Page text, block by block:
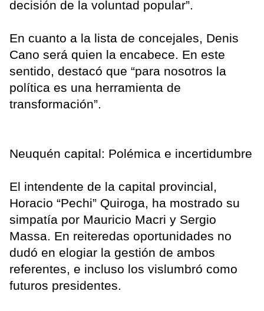
decisión de la voluntad popular”.
En cuanto a la lista de concejales, Denis
Cano será quien la encabece. En este
sentido, destacó que “para nosotros la
política es una herramienta de
transformación”.
Neuquén capital: Polémica e incertidumbre
El intendente de la capital provincial,
Horacio “Pechi” Quiroga, ha mostrado su
simpatía por Mauricio Macri y Sergio
Massa. En reiteredas oportunidades no
dudó en elogiar la gestión de ambos
referentes, e incluso los vislumbró como
futuros presidentes.